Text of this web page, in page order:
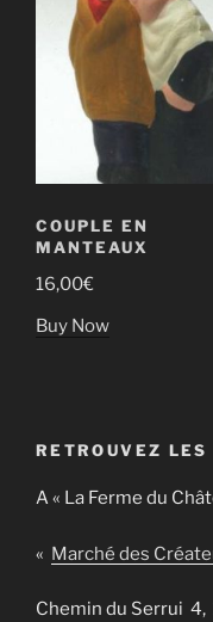
COUPLE EN
MANTEAUX
16,00€
Buy Now
RETROUVEZ LES
A « La Ferme du
« Marché des
Chemin du Serrui 4,